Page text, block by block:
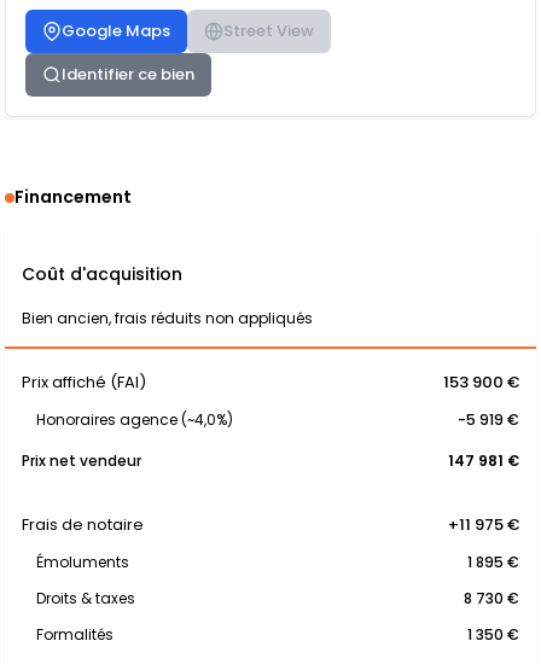
Google Maps
Street View
Identifier ce bien
Financement
Coût d'acquisition
Bien ancien, frais réduits non appliqués
Prix affiché (FAI) 153 900 €
Honoraires agence (~4,0%)
-5 919 €
Prix net vendeur
147 981 €
Frais de notaire +11 975 €
Émoluments
1 895 €
Droits & taxes
8 730 €
Formalités
1 350 €